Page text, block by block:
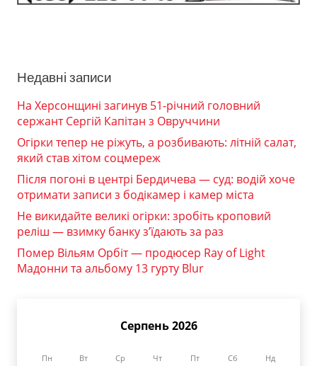
Недавні записи
На Херсонщині загинув 51-річний головний
сержант Сергій Капітан з Овруччини
Огірки тепер не ріжуть, а розбивають: літній салат,
який став хітом соцмереж
Після погоні в центрі Бердичева — суд: водій хоче
отримати записи з бодікамер і камер міста
Не викидайте великі огірки: зробіть кроповий
реліш — взимку банку з’їдають за раз
Помер Вільям Орбіт — продюсер Ray of Light
Мадонни та альбому 13 гурту Blur
Серпень 2026
Пн Вт Ср Чт Пт Сб Нд